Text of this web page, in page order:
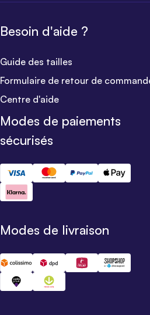
Besoin d'aide ?
Guide des tailles
Formulaire de retour de
Centre d'aide
Modes de paiements
sécurisés
Modes de livraison